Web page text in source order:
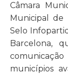
Câmara
Municipal de
Selo
Barcelona,
municípios